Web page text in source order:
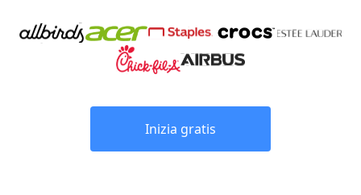
Inizia gratis